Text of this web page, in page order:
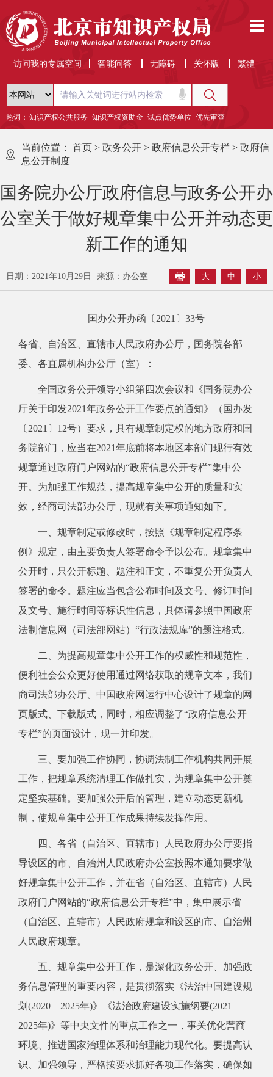
访问我的专属空间 智能问答 无障碍 关怀版 繁體
热词： 知识产权公共服务 知识产权资助金 试点优势单位 优先审查
当前位置： 首页 > 政务公开 > 政府信息公开专栏 > 政府信
息公开制度
国务院办公厅政府信息与政务公开办
公室关于做好规章集中公开并动态更
新工作的通知
日期：2021年10月29日 来源：办公室 大 中 小
国办公开办函〔2021〕33号
各省、自治区、直辖市人民政府办公厅，国务院各部
委、各直属机构办公厅（室）：
全国政务公开领导小组第四次会议和《国务院办公
厅关于印发2021年政务公开工作要点的通知》（国办发
〔2021〕12号）要求，具有规章制定权的地方政府和国
务院部门，应当在2021年底前将本地区本部门现行有效
规章通过政府门户网站的“政府信息公开专栏”集中公
开。为加强工作规范，提高规章集中公开的质量和实
效，经商司法部办公厅，现就有关事项通知如下。
一、规章制定或修改时，按照《规章制定程序条
例》规定，由主要负责人签署命令予以公布。规章集中
公开时，只公开标题、题注和正文，不重复公开负责人
签署的命令。题注应当包含公布时间及文号、修订时间
及文号、施行时间等标识性信息，具体请参照中国政府
法制信息网（司法部网站）“行政法规库”的题注格式。
二、为提高规章集中公开工作的权威性和规范性，
便利社会公众更好使用通过网络获取的规章文本，我们
商司法部办公厅、中国政府网运行中心设计了规章的网
页版式、下载版式，同时，相应调整了“政府信息公开
专栏”的页面设计，现一并印发。
三、要加强工作协同，协调法制工作机构共同开展
工作，把规章系统清理工作做扎实，为规章集中公开奠
定坚实基础。要加强公开后的管理，建立动态更新机
制，使规章集中公开工作成果持续发挥作用。
四、各省（自治区、直辖市）人民政府办公厅要指
导设区的市、自治州人民政府办公室按照本通知要求做
好规章集中公开工作，并在省（自治区、直辖市）人民
政府门户网站的“政府信息公开专栏”中，集中展示省
（自治区、直辖市）人民政府规章和设区的市、自治州
人民政府规章。
五、规章集中公开工作，是深化政务公开、加强政
务信息管理的重要内容，是贯彻落实《法治中国建设规
划(2020—2025年)》《法治政府建设实施纲要(2021—
2025年)》等中央文件的重点工作之一，事关优化营商
环境、推进国家治理体系和治理能力现代化。要提高认
识、加强领导，严格按要求抓好各项工作落实，确保如